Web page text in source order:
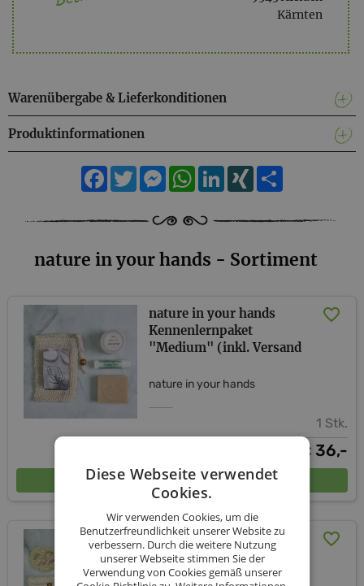
umweltfreundlich ins Zellglas verpackt
Kärnten
Warenübergabe & Lieferkonditionen
Produktinformationen
Facebook
TwitterMessengerWhatsApp
LinkedIn
XING
nature in your hands - Sortiment
nature in your hands
Kennenlernpaket
"Medium" (inkl. Versand
nature in your hands
1 Stk.
€ 36,-
In den Warenkorb
nature in your hands
Kennenlernpaket "Large"
(inkl. Versand)
Diese Webseite verwendet
Cookies.
Wir verwenden Cookies, um die
Benutzerfreundlichkeit unserer Website zu
verbessern. Durch die weitere Nutzung
unserer Webseite stimmen Sie der
Verwendung von Cookies gemäß unserer